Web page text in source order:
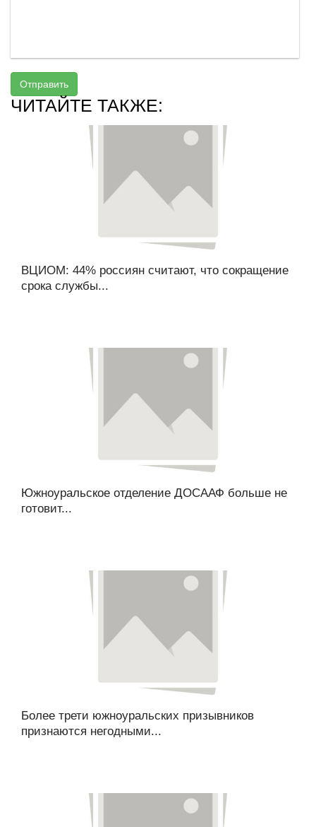
Отправить
ЧИТАЙТЕ ТАКЖЕ:
ВЦИОМ: 44% россиян считают, что сокращение
срока службы...
Южноуральское отделение ДОСААФ больше не
готовит...
Более трети южноуральских призывников
признаются негодными...